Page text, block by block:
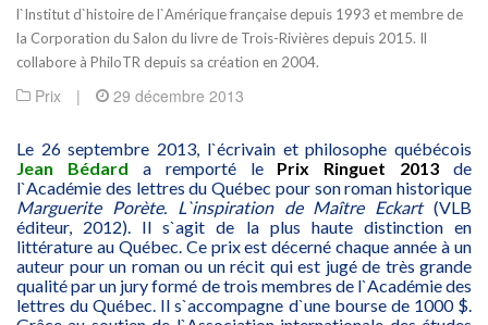
l`Institut d`histoire de l`Amérique française depuis 1993 et membre de
la Corporation du Salon du livre de Trois-Rivières depuis 2015. Il
collabore à PhiloTR depuis sa création en 2004.
Prix | 29 décembre 2013
Le 26 septembre 2013, l`écrivain et philosophe québécois
Jean Bédard
a remporté le Prix Ringuet 2013 de
l`Académie des lettres du Québec pour son roman historique
Marguerite Porète. L`inspiration de Maître Eckart(VLB
éditeur, 2012). Il s`agit de la plus haute distinction en
littérature au Québec. Ce prix est décerné chaque année à un
auteur pour un roman ou un récit qui est jugé de très grande
qualité par un jury formé de trois membres de l`Académie des
lettres du Québec. Il s`accompagne d`une bourse de 1000 $.